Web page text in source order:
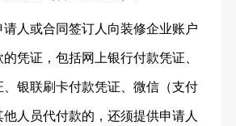
人或合同签订人向装修企业账户
凭证，包括网上银行付款凭证、
银联刷卡付款凭证、微信（支付
人员代付款的，还须提供申请人